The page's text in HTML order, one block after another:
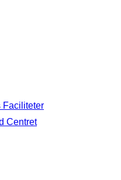
Faciliteter
Centret